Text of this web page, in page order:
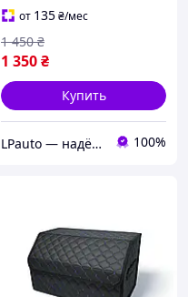
от 135₴/мес
1 350₴
1 450 ₴
Купить
LPauto — надёжные решения для вашей техники 100%